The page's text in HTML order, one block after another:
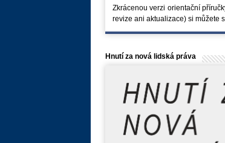
Zkrácenou verzi orientační
revize ani aktualizace) si můžete
Hnutí za nová lidská práva